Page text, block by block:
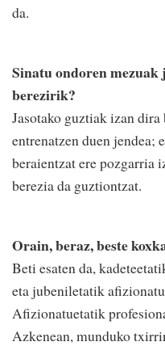
da.
Sinatu ondoren mezuak
berezirik?
Jasotako guztiak izan
entrenatzen duen
beraientzat ere pozgarria
berezia da guztiontzat.
Orain, beraz, beste
Beti esaten da,
eta jubeniletatik
Afizionatuetatik
Azkenean, munduko